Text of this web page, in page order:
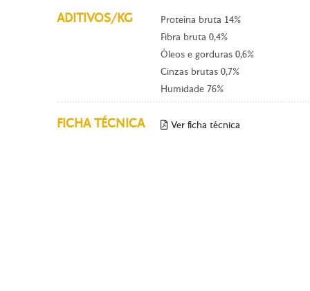
ADITIVOS/KG
Proteína bruta 14%
Fibra bruta 0,4%
Óleos e gorduras 0,6%
Cinzas brutas 0,7%
Humidade 76%
FICHA TÉCNICA Ver ficha técnica